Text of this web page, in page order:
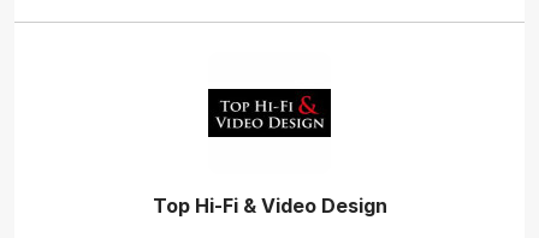
Top Hi-Fi & Video Design